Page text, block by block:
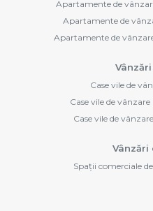
Apartamente de
Apartamente de
Apartamente de
Case vile de
Case vile de
Case vile de
Vânzări
Spații comerciale